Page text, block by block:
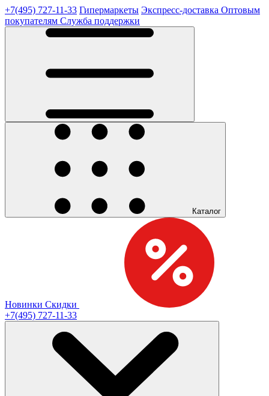
+7(495) 727-11-33 Гипермаркеты Экспресс-доставка Оптовым
покупателям Служба поддержки
Каталог
Новинки Скидки
+7(495) 727-11-33